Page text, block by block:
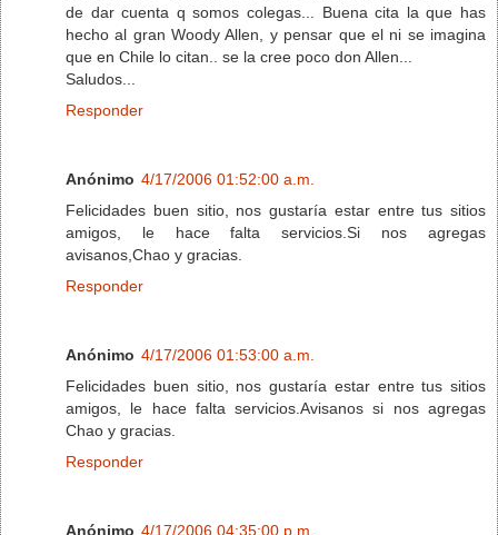
de dar cuenta q somos colegas... Buena cita la que has
hecho al gran Woody Allen, y pensar que el ni se imagina
que en Chile lo citan.. se la cree poco don Allen...
Saludos...
Responder
Anónimo 4/17/2006 01:52:00 a.m.
Felicidades buen sitio, nos gustaría estar entre tus sitios
amigos, le hace falta servicios.Si nos agregas
avisanos,Chao y gracias.
Responder
Anónimo 4/17/2006 01:53:00 a.m.
Felicidades buen sitio, nos gustaría estar entre tus sitios
amigos, le hace falta servicios.Avisanos si nos agregas
Chao y gracias.
Responder
Anónimo 4/17/2006 04:35:00 p.m.